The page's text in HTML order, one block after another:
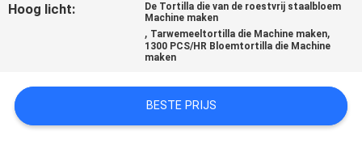
VRAAG
SITEMAP
Hoog licht:
De Tortilla die van de roestvrij staalbloem
Machine maken
, Tarwemeeltortilla die Machine maken,
1300 PCS/HR Bloemtortilla die Machine
maken
BESTE PRIJS